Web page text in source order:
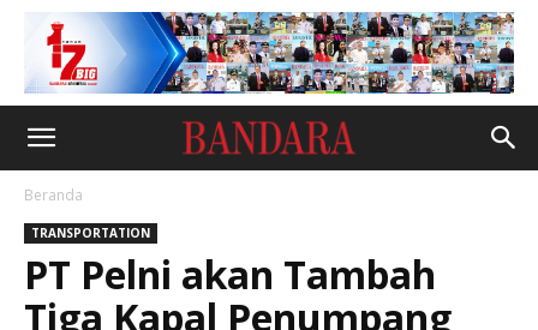
Beranda
TRANSPORTATION
PT Pelni akan Tambah
Tiga Kapal Penumpang